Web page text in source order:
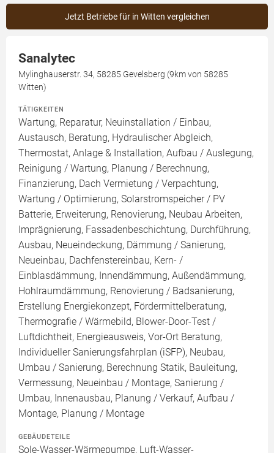
Jetzt Betriebe für in Witten vergleichen
Sanalytec
Mylinghauserstr. 34, 58285 Gevelsberg (9km von 58285
Witten)
TÄTIGKEITEN
Wartung, Reparatur, Neuinstallation / Einbau,
Austausch, Beratung, Hydraulischer Abgleich,
Thermostat, Anlage & Installation, Aufbau / Auslegung,
Reinigung / Wartung, Planung / Berechnung,
Finanzierung, Dach Vermietung / Verpachtung,
Wartung / Optimierung, Solarstromspeicher / PV
Batterie, Erweiterung, Renovierung, Neubau Arbeiten,
Imprägnierung, Fassadenbeschichtung, Durchführung,
Ausbau, Neueindeckung, Dämmung / Sanierung,
Neueinbau, Dachfenstereinbau, Kern- /
Einblasdämmung, Innendämmung, Außendämmung,
Hohlraumdämmung, Renovierung / Badsanierung,
Erstellung Energiekonzept, Fördermittelberatung,
Thermografie / Wärmebild, Blower-Door-Test /
Luftdichtheit, Energieausweis, Vor-Ort Beratung,
Individueller Sanierungsfahrplan (iSFP), Neubau,
Umbau / Sanierung, Berechnung Statik, Bauleitung,
Vermessung, Neueinbau / Montage, Sanierung /
Umbau, Innenausbau, Planung / Verkauf, Aufbau /
Montage, Planung / Montage
GEBÄUDETEILE
Sole-Wasser-Wärmepumpe, Luft-Wasser-